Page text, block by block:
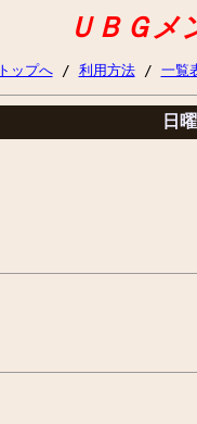
ＵＢＧメ
トップへ/ 利用方法/ 一覧
日